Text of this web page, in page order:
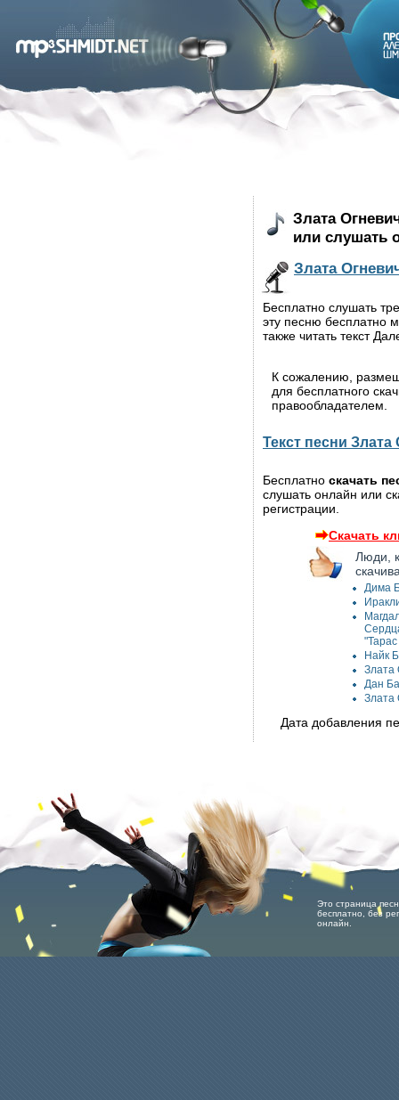
Злата
или слушать
Злата
Бесплатно слушать
эту песню бесплатно
также читать текст
К сожалению,
для бесплатного
правообладателем.
Текст песни
Бесплатно скачать
слушать онлайн или
регистрации.
Скачать
Люди,
Дима
Найк
Злата
Дан
Злата
Дата добавления
Это страница
бесплатно, без
онлайн.